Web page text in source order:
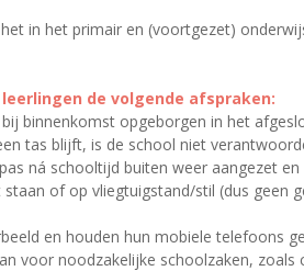
in het primair en (voortgezet)
de volgende afspraken:
binnenkomst opgeborgen in het
tas blijft, is de school niet
ná schooltijd buiten weer aangezet
of op vliegtuigstand/stil (dus geen
en houden hun mobiele telefoons
voor noodzakelijke schoolzaken,